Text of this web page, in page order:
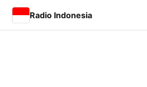
Radio Indonesia